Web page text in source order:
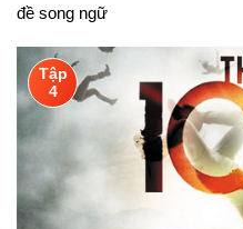
đề song ngữ
Tập
4